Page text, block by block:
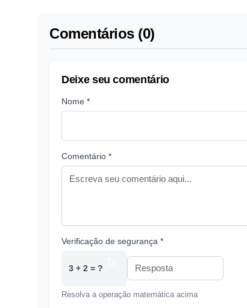
Comentários (0)
Deixe seu comentário
Nome *
Comentário *
Verificação de segurança *
3 + 2 = ?
Resolva a operação matemática acima